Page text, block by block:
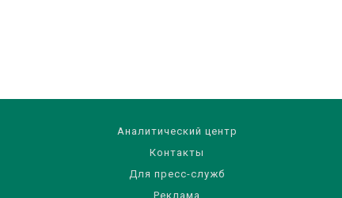
Аналитический центр
Контакты
Для пресс-служб
Реклама